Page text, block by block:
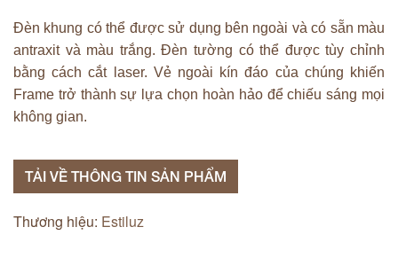
Đèn khung có thể được sử dụng bên ngoài và có sẵn màu
antraxit và màu trắng. Đèn tường có thể được tùy chỉnh
bằng cách cắt laser. Vẻ ngoài kín đáo của chúng khiến
Frame trở thành sự lựa chọn hoàn hảo để chiếu sáng mọi
không gian.
TẢI VỀ THÔNG TIN SẢN PHẨM
Thương hiệu: Estiluz